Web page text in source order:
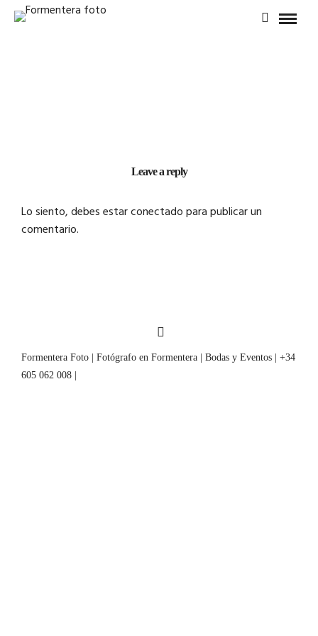
Leave a reply
Lo siento, debes estarconectadopara publicar un
comentario.
Formentera Foto | Fotógrafo en Formentera | Bodas y Eventos | +34
605 062 008 |